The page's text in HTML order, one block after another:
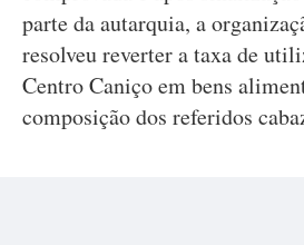
parte da autarquia, a
resolveu reverter a taxa de
Centro Caniço em bens
composição dos referidos